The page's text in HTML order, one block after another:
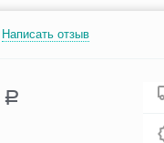
Написать отзыв
Р